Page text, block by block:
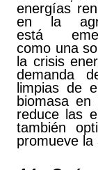
energías
en la
está
como una
la crisis
demanda
limpias de
biomasa
reduce las
también
promueve la